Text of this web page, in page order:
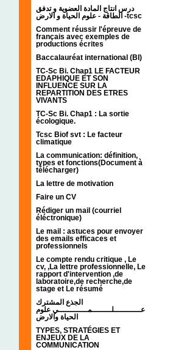
درس انتاج المادة العضوية و تدفق
الطاقة - علوم الحياة و الارض -tcsc
Comment réussir l'épreuve de
français avec exemples de
productions écrites
Baccalauréat international (BI)
TC-Sc Bi. Chap1 LE FACTEUR
EDAPHIQUE ET SON
INFLUENCE SUR LA
REPARTITION DES ETRES
VIVANTS
TC-Sc Bi. Chap1 : La sortie
écologique.
Tcsc Biof svt : Le facteur
climatique
La communication: définition,
types et fonctions(Document à
télécharger)
La lettre de motivation
Faire un CV
Rédiger un mail (courriel
éléctronique)
Le mail : astuces pour envoyer
des emails efficaces et
professionnels
Le compte rendu critique , Le
cv, ,La lettre professionnelle, Le
rapport d'intervention ,de
laboratoire,de recherche,de
stage et Le résumé
الجذع المشترك
عـــــــــــلــــــــمــــــــــــي علوم
الحياة والارض
TYPES, STRATÉGIES ET
ENJEUX DE LA
COMMUNICATION